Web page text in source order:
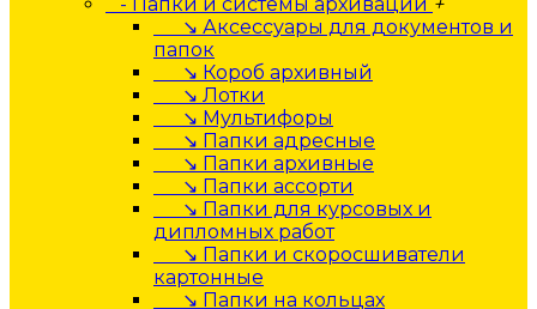
↘ Аксессуары для документов и
папок
↘ Короб архивный
↘ Лотки
↘ Мультифоры
↘ Папки адресные
↘ Папки архивные
↘ Папки ассорти
↘ Папки для курсовых и
дипломных работ
↘ Папки и скоросшиватели
картонные
↘ Папки на кольцах